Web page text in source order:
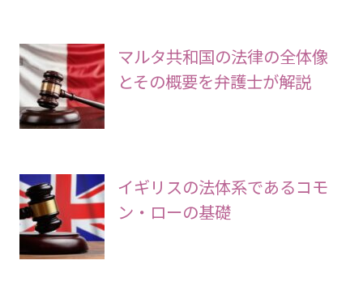
マルタ共和国の法律の全体像
とその概要を弁護士が解説
イギリスの法体系であるコモ
ン・ローの基礎